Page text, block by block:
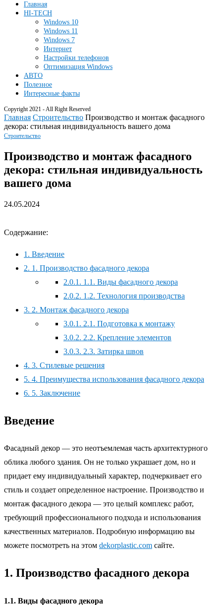
Главная
HI-TECH
Windows 10
Windows 11
Windows 7
Интернет
Настройки телефонов
Оптимизация Windows
АВТО
Полезное
Интересные факты
Copyright 2021 - All Right Reserved
Главная Строительство Производство и монтаж фасадного
декора: стильная индивидуальность вашего дома
Строительство
Производство и монтаж фасадного
декора: стильная индивидуальность
вашего дома
24.05.2024
Содержание:
1. Введение
2. 1. Производство фасадного декора
2.0.1. 1.1. Виды фасадного декора
2.0.2. 1.2. Технология производства
3. 2. Монтаж фасадного декора
3.0.1. 2.1. Подготовка к монтажу
3.0.2. 2.2. Крепление элементов
3.0.3. 2.3. Затирка швов
4. 3. Стилевые решения
5. 4. Преимущества использования фасадного декора
6. 5. Заключение
Введение
Фасадный декор — это неотъемлемая часть архитектурного
облика любого здания. Он не только украшает дом, но и
придает ему индивидуальный характер, подчеркивает его
стиль и создает определенное настроение. Производство и
монтаж фасадного декора — это целый комплекс работ,
требующий профессионального подхода и использования
качественных материалов. Подробную информацию вы
можете посмотреть на этом dekorplastic.com сайте.
1. Производство фасадного декора
1.1. Виды фасадного декора